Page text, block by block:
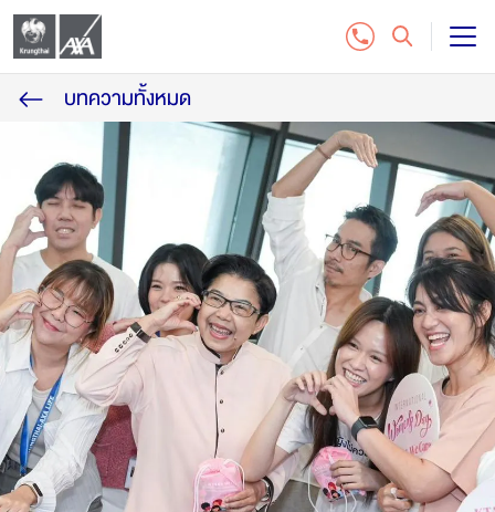
แบบประกันชีวิต
บริการลูกค้า
ติดต่อเรา
สำหรับฝ่ายจัดจำหน่าย
ซื้อประกันออนไลน์
โทร. 1159
ไทย EN
บทความทั้งหมด